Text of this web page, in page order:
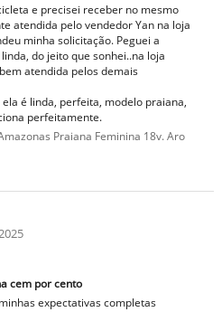
e precisei receber no mesmo
atendida pelo vendedor Yan na loja
minha solicitação. Peguei a
do jeito que sonhei..na loja
atendida pelos demais
é linda, perfeita, modelo praiana,
perfeitamente.
Praiana Feminina 18v. Aro
cem por cento
expectativas completas